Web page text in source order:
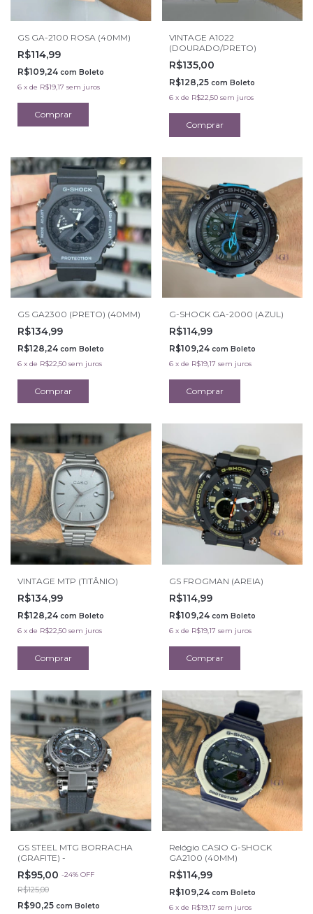
GS GA-2100 ROSA (40MM)
R$114,99
R$109,24 com Boleto
6 x de R$19,17 sem juros
VINTAGE A1022
(DOURADO/PRETO)
R$135,00
R$128,25 com Boleto
6 x de R$22,50 sem juros
GS GA2300 (PRETO) (40MM)
R$134,99
R$128,24 com Boleto
6 x de R$22,50 sem juros
G-SHOCK GA-2000 (AZUL)
R$114,99
R$109,24 com Boleto
6 x de R$19,17 sem juros
VINTAGE MTP (TITÂNIO)
R$134,99
R$128,24 com Boleto
6 x de R$22,50 sem juros
GS FROGMAN (AREIA)
R$114,99
R$109,24 com Boleto
6 x de R$19,17 sem juros
GS STEEL MTG BORRACHA
(GRAFITE) -
R$95,00 -24% OFF
R$125,00
R$90,25 com Boleto
Relógio CASIO G-SHOCK
GA2100 (40MM)
R$114,99
R$109,24 com Boleto
6 x de R$19,17 sem juros